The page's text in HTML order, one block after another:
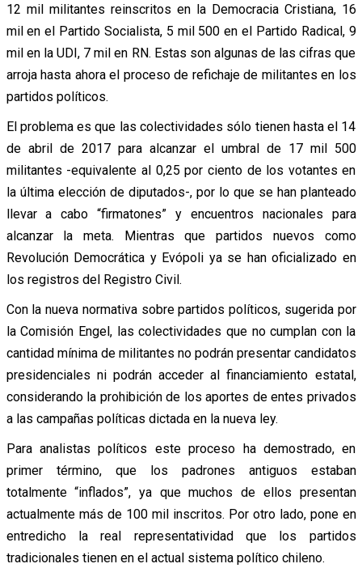
12 mil militantes reinscritos en la Democracia Cristiana, 16
mil en el Partido Socialista, 5 mil 500 en el Partido Radical, 9
mil en la UDI, 7 mil en RN. Estas son algunas de las cifras que
arroja hasta ahora el proceso de refichaje de militantes en los
partidos políticos.
El problema es que las colectividades sólo tienen hasta el 14
de abril de 2017 para alcanzar el umbral de 17 mil 500
militantes -equivalente al 0,25 por ciento de los votantes en
la última elección de diputados-, por lo que se han planteado
llevar a cabo “firmatones” y encuentros nacionales para
alcanzar la meta. Mientras que partidos nuevos como
Revolución Democrática y Evópoli ya se han oficializado en
los registros del Registro Civil.
Con la nueva normativa sobre partidos políticos, sugerida por
la Comisión Engel, las colectividades que no cumplan con la
cantidad mínima de militantes no podrán presentar candidatos
presidenciales ni podrán acceder al financiamiento estatal,
considerando la prohibición de los aportes de entes privados
a las campañas políticas dictada en la nueva ley.
Para analistas políticos este proceso ha demostrado, en
primer término, que los padrones antiguos estaban
totalmente “inflados”, ya que muchos de ellos presentan
actualmente más de 100 mil inscritos. Por otro lado, pone en
entredicho la real representatividad que los partidos
tradicionales tienen en el actual sistema político chileno.